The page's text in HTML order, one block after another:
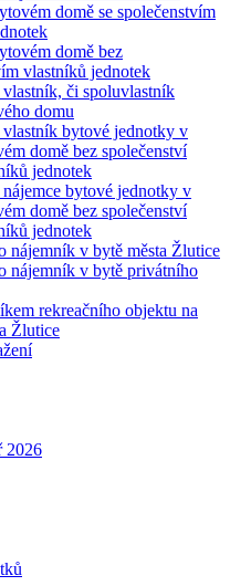
domě se společenstvím
domě bez
vlastníků jednotek
vlastník, či spoluvlastník
domu
vlastník bytové jednotky v
domě bez společenství
jednotek
nájemce bytové jednotky v
domě bez společenství
jednotek
nájemník v bytě města Žlutice
nájemník v bytě privátního
rekreačního objektu na
Žlutice
2026